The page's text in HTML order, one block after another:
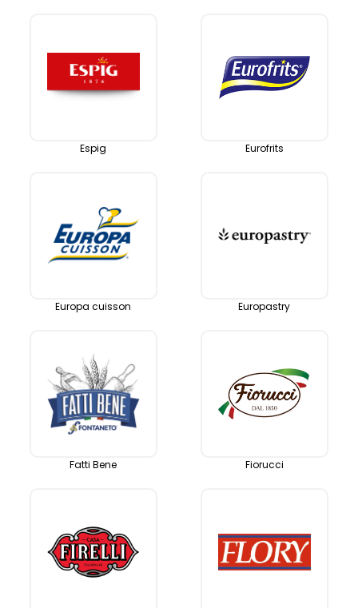
Espig Eurofrits
Europa cuisson Europastry
Fatti Bene Fiorucci